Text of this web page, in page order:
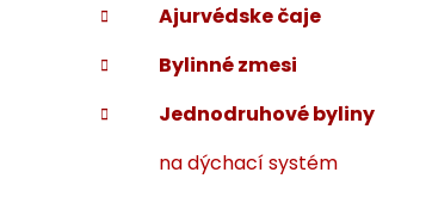
Ajurvédske čaje
Bylinné zmesi
Jednodruhové byliny
na dýchací systém